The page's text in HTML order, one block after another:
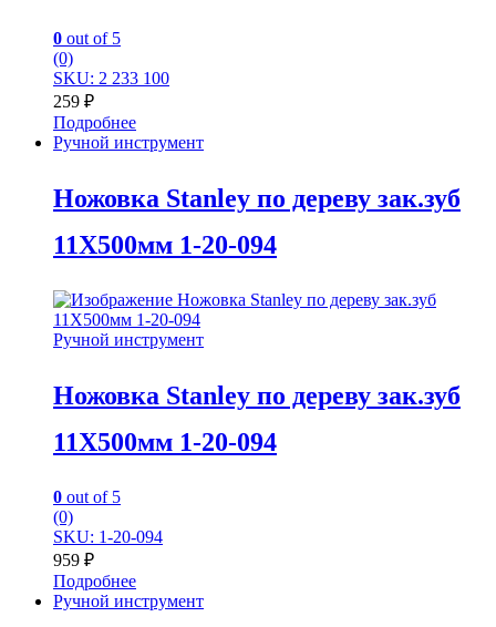
0 out of 5
(0)
SKU: 2 233 100
259 ₽
Подробнее
Ручной инструмент
Ножовка Stanley по дереву зак.зуб
11Х500мм 1-20-094
Ручной инструмент
Ножовка Stanley по дереву зак.зуб
11Х500мм 1-20-094
0 out of 5
(0)
SKU: 1-20-094
959 ₽
Подробнее
Ручной инструмент